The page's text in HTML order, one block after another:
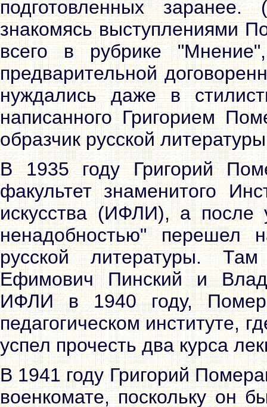
подготовленных
знакомясь выступлениями
всего в рубрике
предварительной
нуждались даже в
написанного Григорием
образчик русской
В 1935 году Григорий
факультет знаменитого
искусства (ИФЛИ), а после
ненадобностью" перешел
русской литературы.
Ефимович Пинский и
ИФЛИ в 1940 году,
педагогическом институте,
успел прочесть два курса
В 1941 году Григорий
военкомате, поскольку он